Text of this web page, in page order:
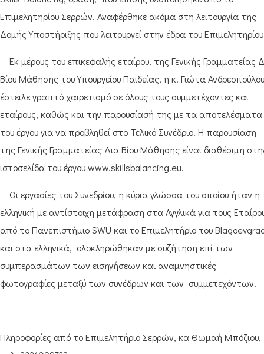
Επιμελητηρίου Σερρών. Αναφέρθηκε ακόμα στη λειτουργία της
Δομής Υποστήριξης που λειτουργεί στην έδρα του
Εκ μέρους του επικεφαλής εταίρου, της Γενικής Γραμματείας
Βίου Μάθησης του Υπουργείου Παιδείας, η κ. Γιώτα
έστειλε γραπτό χαιρετισμό σε όλους τους συμμετέχοντες και
εταίρους, καθώς και την παρουσίασή της με τα αποτελέσματα
του έργου για να προβληθεί στο Τελικό Συνέδριο. Η παρουσίαση
της Γενικής Γραμματείας Δια Βίου Μάθησης είναι διαθέσιμη
ιστοσελίδα του έργου www.skillsbalancing.eu.
Οι εργασίες του Συνεδρίου, η κύρια γλώσσα του οποίου ήταν η
ελληνική με αντίστοιχη μετάφραση στα Αγγλικά για τους
από το Πανεπιστήμιο SWU και το Επιμελητήριο του
και στα ελληνικά, ολοκληρώθηκαν με συζήτηση επί των
συμπερασμάτων των εισηγήσεων και αναμνηστικές
φωτογραφίες μεταξύ των συνέδρων και των συμμετεχόντων.
Πληροφορίες από το Επιμελητήριο Σερρών, κα Θωμαή Μπόζιου,